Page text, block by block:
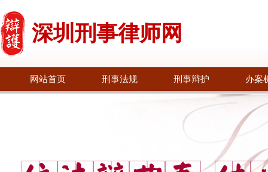
深圳刑事律师网
网站首页 刑事法规 刑事辩护 办案